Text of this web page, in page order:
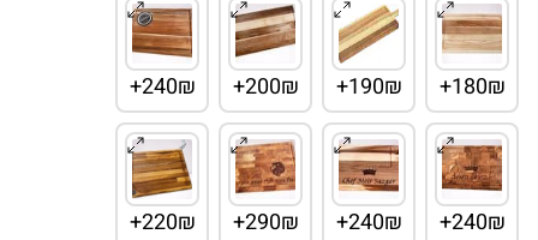
180₪+
190₪+
200₪+
240₪+
240₪+
240₪+
290₪+
220₪+